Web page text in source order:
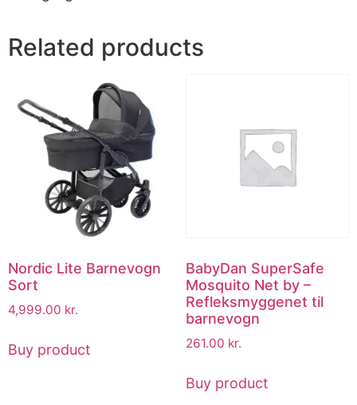
Related products
Nordic Lite Barnevogn
Sort
4,999.00 kr.
Buy product
BabyDan SuperSafe
Mosquito Net by –
Refleksmyggenet til
barnevogn
261.00 kr.
Buy product